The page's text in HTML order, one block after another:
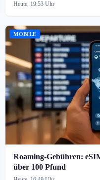
Heute, 19:53 Uhr
MOBILE
Roaming-Gebühren:
über 100 Pfund